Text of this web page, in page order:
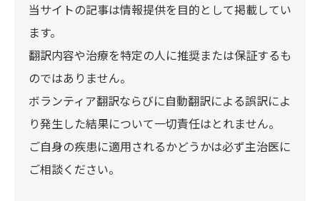
当サイトの記事は情報提供を目的として掲載してい
ます。
翻訳内容や治療を特定の人に推奨または保証するも
のではありません。
ボランティア翻訳ならびに自動翻訳による誤訳によ
り発生した結果について一切責任はとれません。
ご自身の疾患に適用されるかどうかは必ず主治医に
ご相談ください。